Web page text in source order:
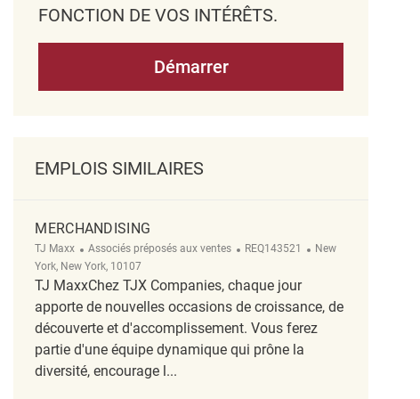
FONCTION DE VOS INTÉRÊTS.
Démarrer
EMPLOIS SIMILAIRES
MERCHANDISING
TJ Maxx Catégorie
Associés préposés aux ventes ReqId
REQ143521 Emplacement
New
York, New York, 10107
TJ MaxxChez TJX Companies, chaque jour
apporte de nouvelles occasions de croissance, de
découverte et d'accomplissement. Vous ferez
partie d'une équipe dynamique qui prône la
diversité, encourage l...